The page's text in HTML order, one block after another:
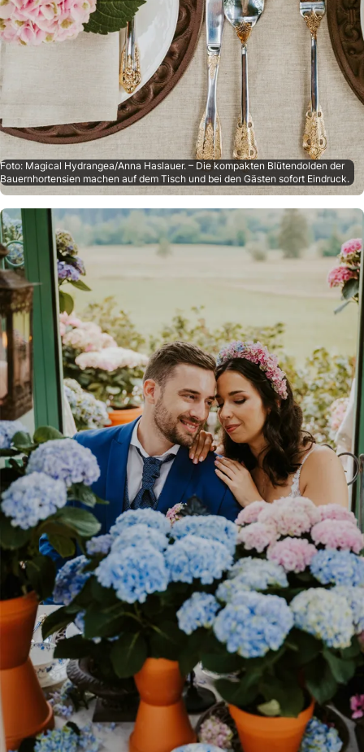
Foto: Magical Hydrangea/Anna Haslauer. – Die kompakten Blütendolden der
Bauernhortensien machen auf dem Tisch und bei den Gästen sofort Eindruck.